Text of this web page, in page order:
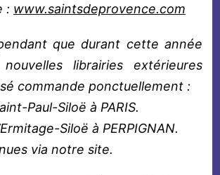
: www.saintsdeprovence.com
que durant cette année
librairies extérieures
commande ponctuellement :
Paul-Siloë à PARIS.
Siloë à PERPIGNAN.
via notre site.